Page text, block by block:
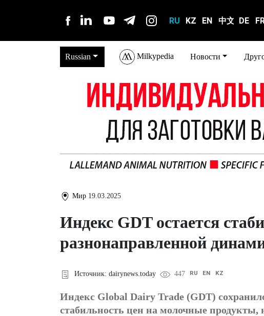
RU KZ EN 中文 DE
Russian Milkypedia Новости
Мир 19.03.2025
Индекс GDT остается
разнонаправленной
Источник: dairynews.today 447 RU EN KZ
Индекс Global Dairy Trade (GDT)
стабильность цен на молочные продукты,